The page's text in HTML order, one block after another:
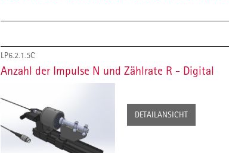
LP6.2.1.5C
Anzahl der Impulse N und Zählrate R - Digital
DETAILANSICHT